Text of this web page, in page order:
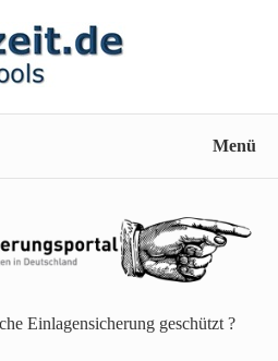
Menü
Einlagensicherung geschützt ?